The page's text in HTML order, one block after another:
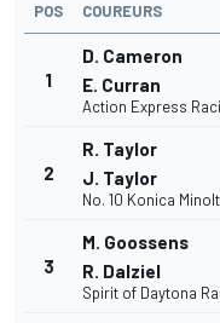
POS COUREURS
1
D. Cameron
E. Curran
Action Express
2
R. Taylor
J. Taylor
No. 10 Konica
3
M. Goossens
R. Dalziel
Spirit of Daytona